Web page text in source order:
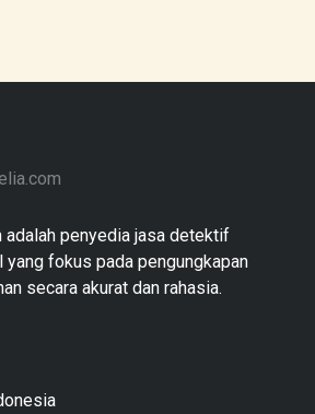
penyedia jasa detektif
fokus pada pengungkapan
secara akurat dan rahasia.